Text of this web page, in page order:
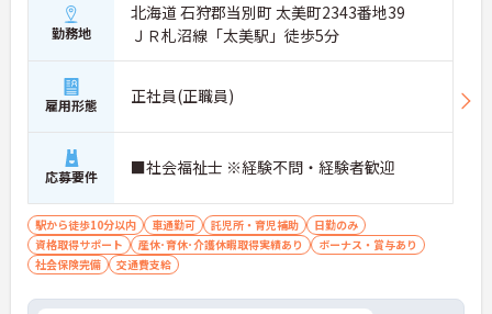
勤務地
北海道 石狩郡当別町 太美町2343番地39
ＪＲ札沼線「太美駅」徒歩5分
雇用形態 正社員(正職員)
応募要件 ■社会福祉士 ※経験不問・経験者歓迎
駅から徒歩10分以内 車通勤可 託児所・育児補助
日勤のみ
資格取得サポート
産休･育休･介護休暇取得実績あり
ボーナス・賞与あり
社会保険完備
交通費支給